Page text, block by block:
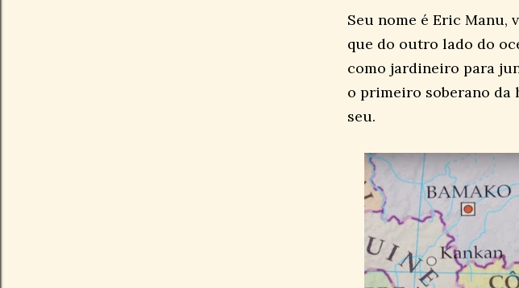
Seu nome é Eric Manu,
que do outro lado do
como jardineiro para
o primeiro soberano da
seu.